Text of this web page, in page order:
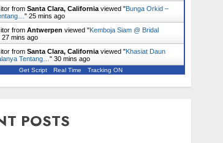
from Santa Clara, Californiaviewed "Bunga Orkid –
" 25 mins ago
from Antwerpen viewed "Kemboja Siam @ Bridal
27 mins ago
from Santa Clara, Californiaviewed "Khasiat Daun
Tentang… " 30 mins ago
Get Script Real Time Tracking ON
POSTS